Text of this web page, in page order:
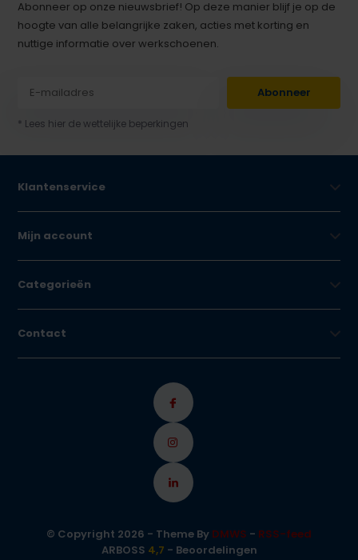
Abonneer op onze nieuwsbrief! Op deze manier blijf je op de
hoogte van alle belangrijke zaken, acties met korting en
nuttige informatie over werkschoenen.
Abonneer
* Lees hier de wettelijke beperkingen
Klantenservice
Mijn account
Categorieën
Contact
© Copyright 2026 - Theme By DMWS - RSS-feed
ARBOSS 4,7 - Beoordelingen